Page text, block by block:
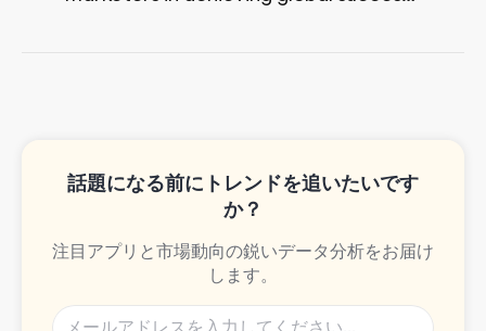
話題になる前にトレンドを追いたいです
か？
注目アプリと市場動向の鋭いデータ分析をお届け
します。